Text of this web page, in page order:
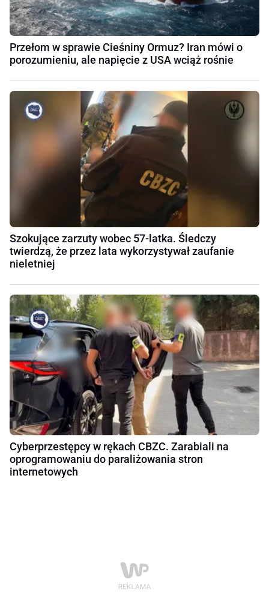
Przełom w sprawie Cieśniny Ormuz? Iran mówi o
porozumieniu, ale napięcie z USA wciąż rośnie
Szokujące zarzuty wobec 57-latka. Śledczy
twierdzą, że przez lata wykorzystywał zaufanie
nieletniej
Cyberprzestępcy w rękach CBZC. Zarabiali na
oprogramowaniu do paraliżowania stron
internetowych